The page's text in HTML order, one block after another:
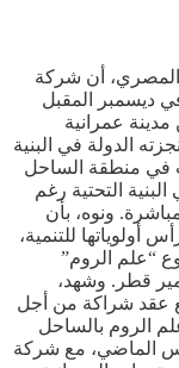
أن شركة
للدولة في ديسمبر المقبل
عمرانية
الدولة في البنية
في منطقة الساحل
التحتية رغم
ونوه، بأن
للتنمية،
“علم الروم”
قطر. وشهد،
عقد شراكة من أجل
الروم بالساحل
الماضي، مع شركة